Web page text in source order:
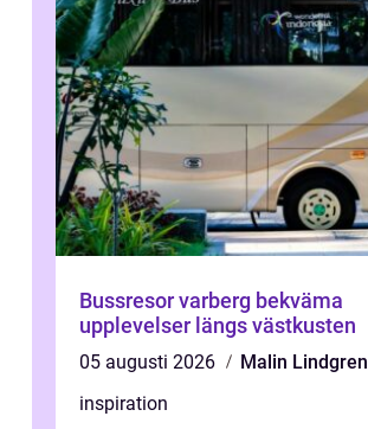
Bussresor varberg bekväma
upplevelser längs västkusten
05 augusti 2026
Malin Lindgren
inspiration